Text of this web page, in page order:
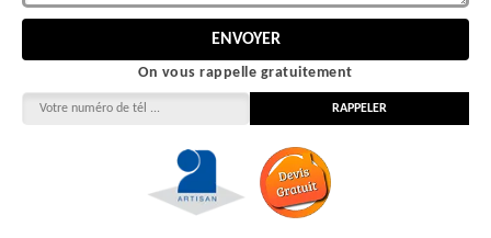
On vous rappelle gratuitement